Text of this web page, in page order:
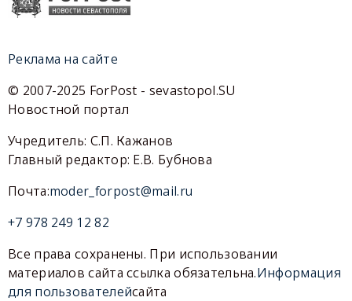
Реклама на сайте
© 2007-2025 ForPost - sevastopol.SU
Новостной портал
Учредитель: С.П. Кажанов
Главный редактор: Е.В. Бубнова
Почта:moder_forpost@mail.ru
+7 978 249 12 82
Все права сохранены. При использовании
материалов сайта ссылка обязательна.Информация
для пользователейсайта